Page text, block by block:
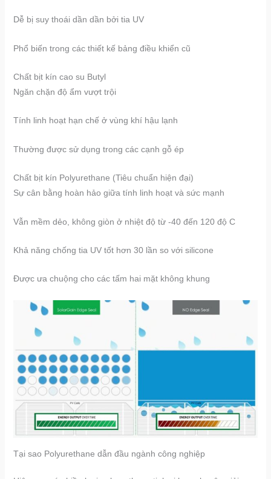
Dễ bị suy thoái dần dần bởi tia UV
Phổ biến trong các thiết kế bảng điều khiển cũ
​​Chất bịt kín cao su Butyl​​
Ngăn chặn độ ẩm vượt trội
Tính linh hoạt hạn chế ở vùng khí hậu lạnh
Thường được sử dụng trong các cạnh gỗ ép
​​Chất bịt kín Polyurethane (Tiêu chuẩn hiện đại)
Sự cân bằng hoàn hảo giữa tính linh hoạt và sức mạnh
Vẫn mềm dẻo, không giòn ở nhiệt độ từ -40 đến 120 độ C
Khả năng chống tia UV tốt hơn 30 lần so với silicone
Được ưa chuộng cho các tấm hai mặt không khung
Tại sao Polyurethane dẫn đầu ngành công nghiệp